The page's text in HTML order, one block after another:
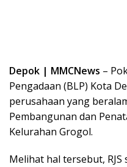
Depok | MMCNews –
Pengadaan (BLP) Kota
perusahaan yang
Pembangunan dan
Kelurahan Grogol.
Melihat hal tersebut, RJS